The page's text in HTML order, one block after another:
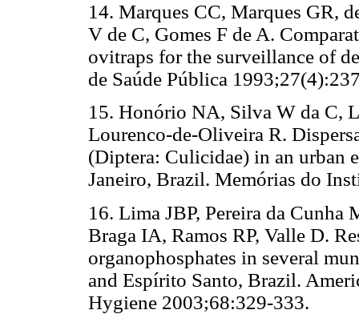
14. Marques CC, Marques GR,
V de C, Gomes F de A.
ovitraps for the surveillance of
de Saúde Pública
15. Honório NA, Silva W da C,
Lourenco-de-Oliveira R.
(Diptera: Culicidae) in an urban
Janeiro, Brazil. Memórias do
16. Lima JBP, Pereira da Cunha
Braga IA, Ramos RP, Valle D.
organophosphates in several
and Espírito Santo, Brazil.
Hygiene 2003;68:329-333.